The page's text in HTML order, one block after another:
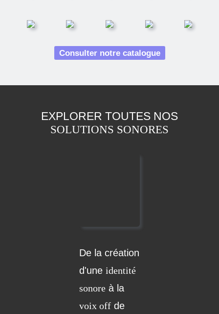
Consulter notre catalogue
EXPLORER TOUTES NOS
SOLUTIONS SONORES
De la création
d'uneidentité
sonore à la
voix off de